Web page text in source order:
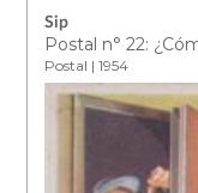
Sip
Postal n° 22:
Postal | 1954